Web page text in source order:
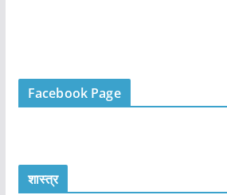
Facebook Page
शास्त्र